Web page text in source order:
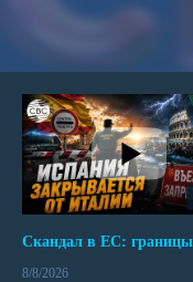
8/8/2026